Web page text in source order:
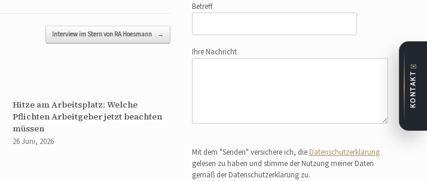
Interview im Stern von RA Hoesmann →
Hitze am Arbeitsplatz: Welche
Pflichten Arbeitgeber jetzt beachten
müssen
26 Juni, 2026
Betreff
Ihre Nachricht
Mit dem "Senden" versichere ich, die Datenschutzerklärung
gelesen zu haben und stimme der Nutzung meiner Daten
gemäß der Datenschutzerklärung zu.
✉
KONTAKT